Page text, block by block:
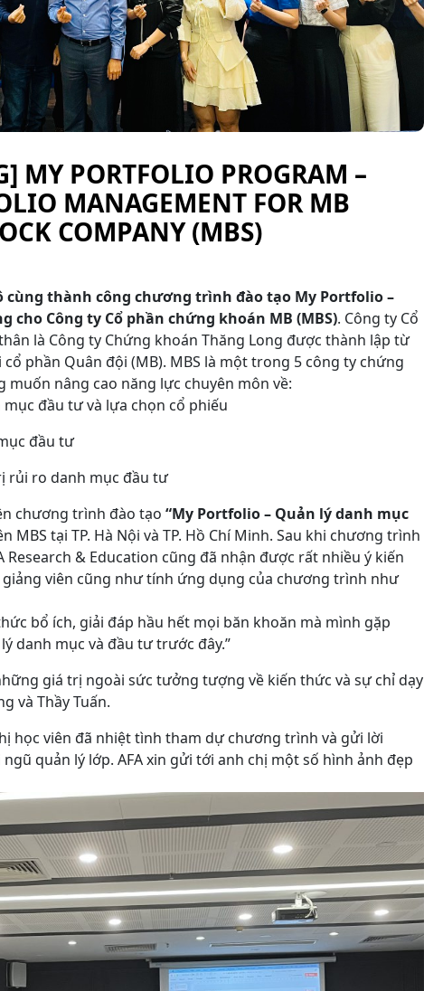
MY PORTFOLIO PROGRAM –
MANAGEMENT FOR MB
COMPANY (MBS)
cùng thành công chương trình đào tạo My Portfolio –
cho Công ty Cổ phần chứng khoán MB (MBS). Công ty Cổ
là Công ty Chứng khoán Thăng Long được thành lập từ
phần Quân đội (MB). MBS là một trong 5 công ty chứng
muốn nâng cao năng lực chuyên môn về:
đầu tư và lựa chọn cổ phiếu
đầu tư
rủi ro danh mục đầu tư
chương trình đào tạo “My Portfolio – Quản lý danh mục
MBS tại TP. Hà Nội và TP. Hồ Chí Minh. Sau khi chương trình
& Education cũng đã nhận được rất nhiều ý kiến
giảng viên cũng như tính ứng dụng của chương trình như
bổ ích, giải đáp hầu hết mọi băn khoăn mà mình gặp
danh mục và đầu tư trước đây.”
giá trị ngoài sức tưởng tượng về kiến thức và sự chỉ dạy
và Thầy Tuấn.
học viên đã nhiệt tình tham dự chương trình và gửi lời
quản lý lớp. AFA xin gửi tới anh chị một số hình ảnh đẹp